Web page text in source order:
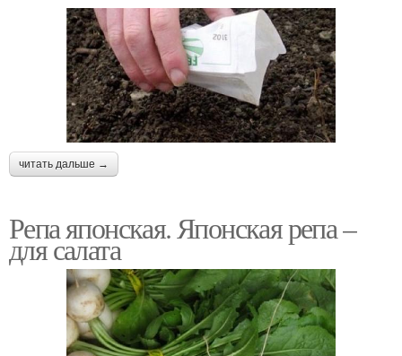
читать дальше →
Репа японская. Японская репа –
для салата